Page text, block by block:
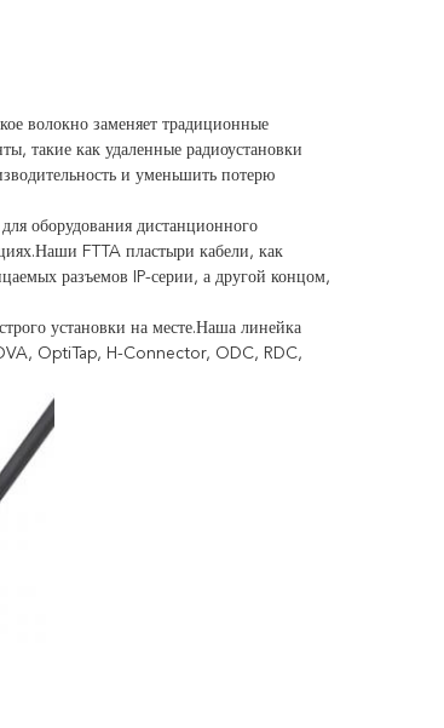
волокно заменяет традиционные
такие как удаленные радиоустановки
и уменьшить потерю
оборудования дистанционного
FTTA пластыри кабели, как
разъемов IP-серии, а другой концом,
установки на месте.Наша линейка
OptiTap, H-Connector, ODC, RDC,